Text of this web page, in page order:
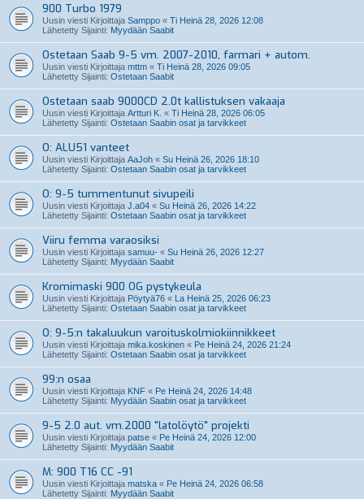
900 Turbo 1979
Uusin viesti Kirjoittaja Samppo « Ti Heinä 28, 2026 12:08
Lähetetty Sijainti: Myydään Saabit
Ostetaan Saab 9-5 vm. 2007-2010, farmari + autom.
Uusin viesti Kirjoittaja mttm « Ti Heinä 28, 2026 09:05
Lähetetty Sijainti: Ostetaan Saabit
Ostetaan saab 9000CD 2.0t kallistuksen vakaaja
Uusin viesti Kirjoittaja Artturi K. « Ti Heinä 28, 2026 06:05
Lähetetty Sijainti: Ostetaan Saabin osat ja tarvikkeet
O: ALU51 vanteet
Uusin viesti Kirjoittaja AaJoh « Su Heinä 26, 2026 18:10
Lähetetty Sijainti: Ostetaan Saabin osat ja tarvikkeet
O: 9-5 tummentunut sivupeili
Uusin viesti Kirjoittaja J.a04 « Su Heinä 26, 2026 14:22
Lähetetty Sijainti: Ostetaan Saabin osat ja tarvikkeet
Viiru femma varaosiksi
Uusin viesti Kirjoittaja samuu- « Su Heinä 26, 2026 12:27
Lähetetty Sijainti: Myydään Saabit
Kromimaski 900 OG pystykeula
Uusin viesti Kirjoittaja Pöytyä76 « La Heinä 25, 2026 06:23
Lähetetty Sijainti: Ostetaan Saabin osat ja tarvikkeet
O: 9-5:n takaluukun varoituskolmiokiinnikkeet
Uusin viesti Kirjoittaja mika.koskinen « Pe Heinä 24, 2026 21:24
Lähetetty Sijainti: Ostetaan Saabin osat ja tarvikkeet
99:n osaa
Uusin viesti Kirjoittaja KNF « Pe Heinä 24, 2026 14:48
Lähetetty Sijainti: Myydään Saabin osat ja tarvikkeet
9-5 2.0 aut. vm.2000 "latolöytö" projekti
Uusin viesti Kirjoittaja patse « Pe Heinä 24, 2026 12:00
Lähetetty Sijainti: Myydään Saabit
M: 900 T16 CC -91
Uusin viesti Kirjoittaja matska « Pe Heinä 24, 2026 06:58
Lähetetty Sijainti: Myydään Saabit